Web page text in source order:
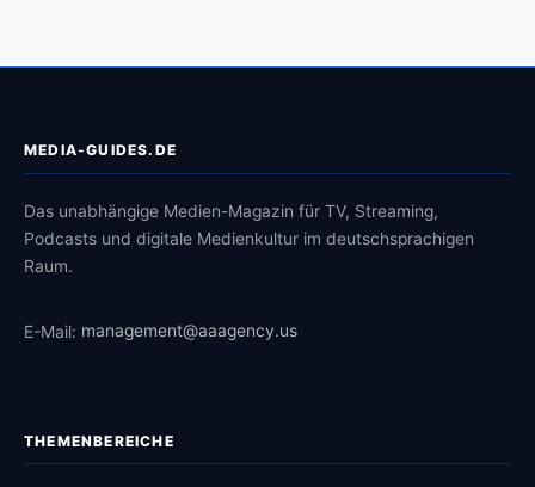
MEDIA-GUIDES.DE
Das unabhängige Medien-Magazin für TV, Streaming,
Podcasts und digitale Medienkultur im deutschsprachigen
Raum.
E-Mail: management@aaagency.us
THEMENBEREICHE